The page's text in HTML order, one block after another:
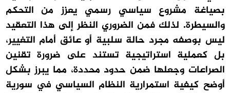
بصياغة مشروع سياسي رسمي يعزز من التحكم
والسيطرة. لذلك فمن الضروري النظر إلى هذا التعقيد
ليس بوصفه مجرد حالة سلبية أو عائق أمام التغيير،
بل كعملية استراتيجية تستند على ضرورة تقنين
الصراعات وجعلها ضمن حدود محددة، مما يبرز بشكل
أوضح كيفية استمرارية النظام السياسي في سورية